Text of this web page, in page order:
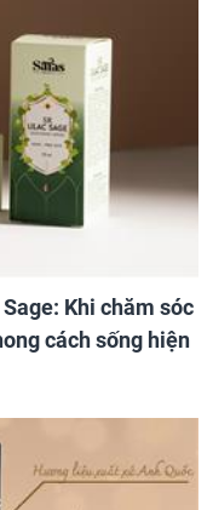
Khi chăm sóc
cách sống hiện